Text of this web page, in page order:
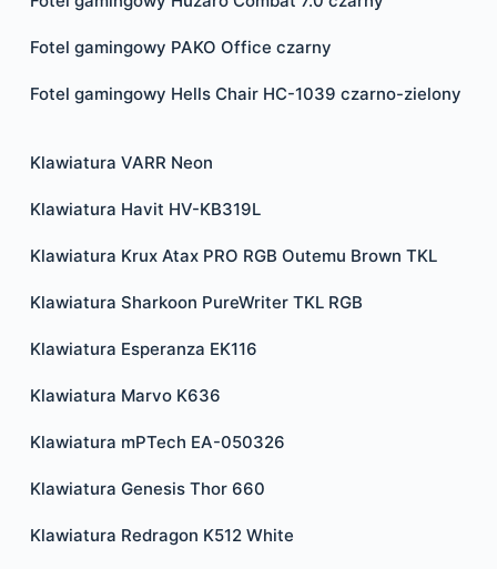
Fotel gamingowy PAKO Office czarny
Fotel gamingowy Hells Chair HC-1039 czarno-zielony
Klawiatura VARR Neon
Klawiatura Havit HV-KB319L
Klawiatura Krux Atax PRO RGB Outemu Brown TKL
Klawiatura Sharkoon PureWriter TKL RGB
Klawiatura Esperanza EK116
Klawiatura Marvo K636
Klawiatura mPTech EA-050326
Klawiatura Genesis Thor 660
Klawiatura Redragon K512 White